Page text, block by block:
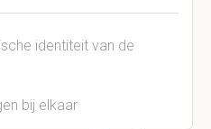
identiteit van de
bij elkaar